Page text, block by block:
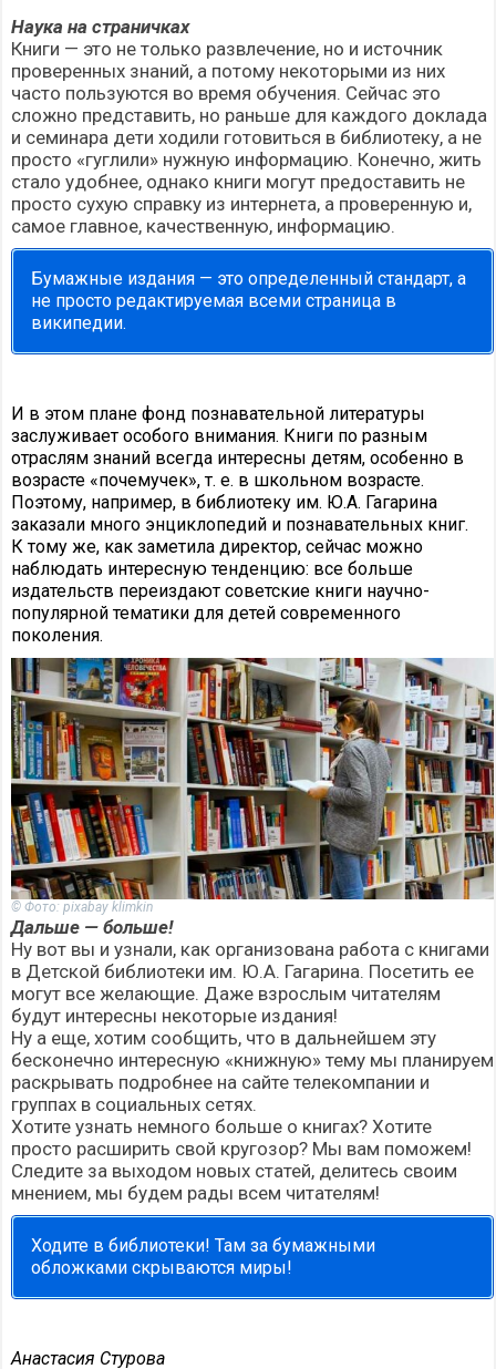
Наука на страничках
Книги — это не только развлечение, но и источник
проверенных знаний, а потому некоторыми из них
часто пользуются во время обучения. Сейчас это
сложно представить, но раньше для каждого доклада
и семинара дети ходили готовиться в библиотеку, а не
просто «гуглили» нужную информацию. Конечно, жить
стало удобнее, однако книги могут предоставить не
просто сухую справку из интернета, а проверенную и,
самое главное, качественную, информацию.
Бумажные издания — это определенный стандарт, а
не просто редактируемая всеми страница в
википедии.
И в этом плане фонд познавательной литературы
заслуживает особого внимания. Книги по разным
отраслям знаний всегда интересны детям, особенно в
возрасте «почемучек», т. е. в школьном возрасте.
Поэтому, например, в библиотеку им. Ю.А. Гагарина
заказали много энциклопедий и познавательных книг.
К тому же, как заметила директор, сейчас можно
наблюдать интересную тенденцию: все больше
издательств переиздают советские книги научно-
популярной тематики для детей современного
поколения.
© Фото: pixabay klimkin
Дальше — больше!
Ну вот вы и узнали, как организована работа с книгами
в Детской библиотеки им. Ю.А. Гагарина. Посетить ее
могут все желающие. Даже взрослым читателям
будут интересны некоторые издания!
Ну а еще, хотим сообщить, что в дальнейшем эту
бесконечно интересную «книжную» тему мы планируем
раскрывать подробнее на сайте телекомпании и
группах в социальных сетях.
Хотите узнать немного больше о книгах? Хотите
просто расширить свой кругозор? Мы вам поможем!
Следите за выходом новых статей, делитесь своим
мнением, мы будем рады всем читателям!
Ходите в библиотеки! Там за бумажными
обложками скрываются миры!
Анастасия Стурова